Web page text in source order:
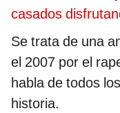
casados
Se trata de una
el 2007 por el
habla de todos
historia.